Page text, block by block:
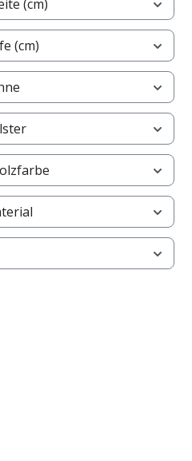
(cm)
(cm)